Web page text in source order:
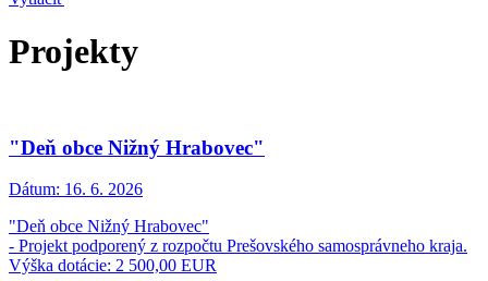
Projekty
"Deň obce Nižný Hrabovec"
Dátum: 16. 6. 2026
"Deň obce Nižný Hrabovec"
- Projekt podporený z rozpočtu Prešovského samosprávneho kraja.
Výška dotácie: 2 500,00 EUR